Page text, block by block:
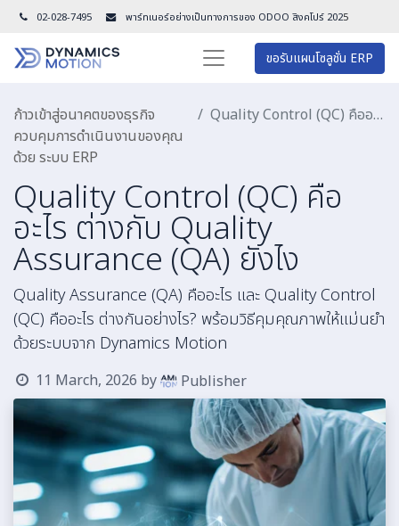
02-028-7495 พาร์ทเนอร์อย่างเป็นทางการของ ODOO สิงคโปร์ 2025
ขอรับแผนโซลูชั่น ERP
ก้าวเข้าสู่อนาคตของธุรกิจ
ควบคุมการดำเนินงานของคุณ
ด้วย ระบบ ERP
Quality Control (QC) คืออะไร ต่างกับ Quality Assurance (QA) ยังไง
Quality Control (QC) คือ
อะไร ต่างกับ Quality
Assurance (QA) ยังไง
Quality Assurance (QA) คืออะไร และ Quality Control
(QC) คืออะไร ต่างกันอย่างไร? พร้อมวิธีคุมคุณภาพให้แม่นยำ
ด้วยระบบจาก Dynamics Motion
11 March, 2026 by Publisher